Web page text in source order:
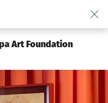
podserwis: Kultura
Art Foundation